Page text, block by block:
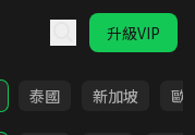
升級VIP
泰國 新加坡 歐